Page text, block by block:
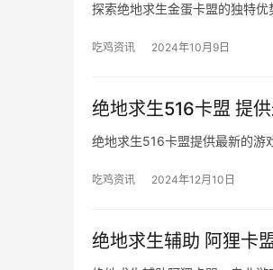
探索绝地求生金蛋卡盟的独特优
吃鸡资讯 2024年10月9日
绝地求生516卡盟 提
绝地求生516卡盟提供最新的游
吃鸡资讯 2024年12月10日
绝地求生辅助 阿狸卡